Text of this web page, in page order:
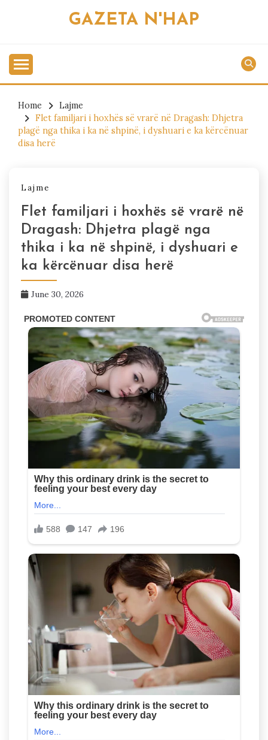
GAZETA N'HAP
Home
Lajme
Flet familjari i hoxhës së vrarë në Dragash: Dhjetra
plagë nga thika i ka në shpinë, i dyshuari e ka kërcënuar
disa herë
Lajme
Flet familjari i hoxhës së vrarë në
Dragash: Dhjetra plagë nga
thika i ka në shpinë, i dyshuari e
ka kërcënuar disa herë
June 30, 2026